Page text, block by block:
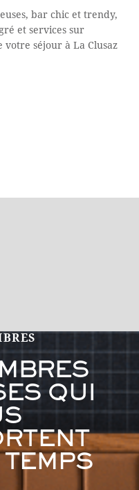
bar chic et trendy,
et services sur
séjour à La Clusaz
QUI